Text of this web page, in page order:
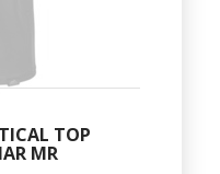
TOP
MR